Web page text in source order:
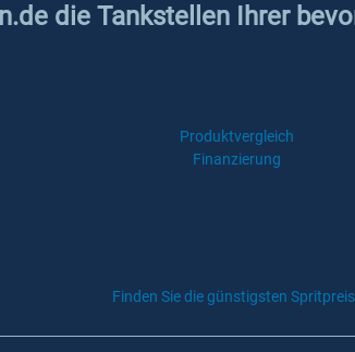
die Tankstellen Ihrer
Produktvergleich
Finanzierung
Finden Sie die günstigsten